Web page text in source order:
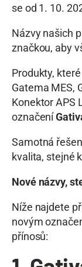
se od 1. 10.
Názvy našich
značkou, aby
Produkty,
Gatema MES,
Konektor APS
označení
Samotná
kvalita, stejné
Nové názvy,
Níže najdete
novým
přínosů: